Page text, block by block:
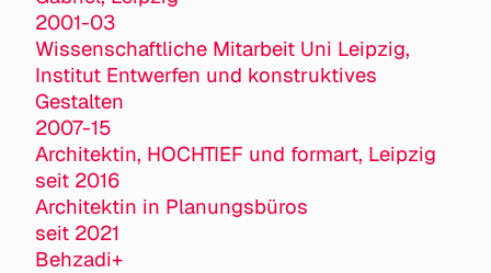
2001-03
Wissenschaftliche Mitarbeit Uni Leipzig,
Institut Entwerfen und konstruktives
Gestalten
2007-15
Architektin, HOCHTIEF und formart, Leipzig
seit 2016
Architektin in Planungsbüros
seit 2021
Behzadi+